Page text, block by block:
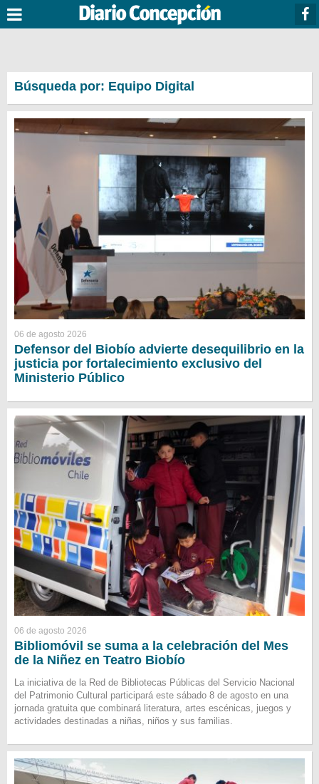
Búsqueda por: Equipo Digital
06 de agosto 2026
Defensor del Biobío advierte desequilibrio en la
justicia por fortalecimiento exclusivo del
Ministerio Público
06 de agosto 2026
Bibliomóvil se suma a la celebración del Mes
de la Niñez en Teatro Biobío
La iniciativa de la Red de Bibliotecas Públicas del Servicio Nacional
del Patrimonio Cultural participará este sábado 8 de agosto en una
jornada gratuita que combinará literatura, artes escénicas, juegos y
actividades destinadas a niñas, niños y sus familias.